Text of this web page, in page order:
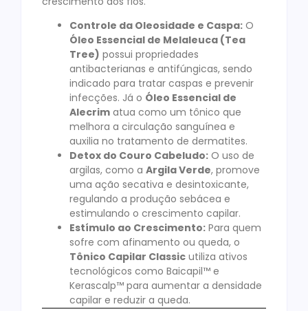
Controle da Oleosidade e Caspa: O
Óleo Essencial de Melaleuca (Tea
Tree) possui propriedades
antibacterianas e antifúngicas, sendo
indicado para tratar caspas e prevenir
infecções. Já o Óleo Essencial de
Alecrim atua como um tônico que
melhora a circulação sanguínea e
auxilia no tratamento de dermatites.
Detox do Couro Cabeludo: O uso de
argilas, como a Argila Verde, promove
uma ação secativa e desintoxicante,
regulando a produção sebácea e
estimulando o crescimento capilar.
Estímulo ao Crescimento: Para quem
sofre com afinamento ou queda, o
Tônico Capilar Classic utiliza ativos
tecnológicos como Baicapil™ e
Kerascalp™ para aumentar a densidade
capilar e reduzir a queda.